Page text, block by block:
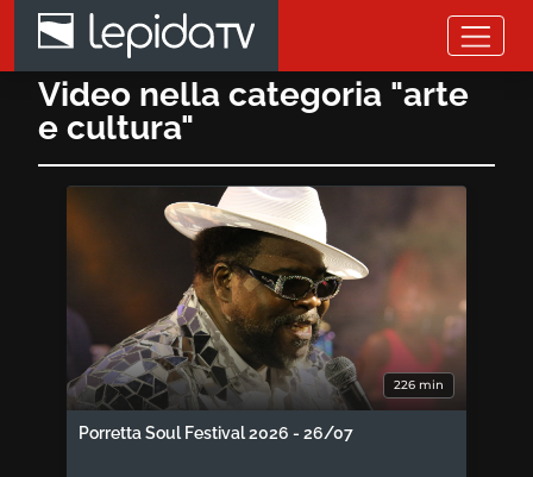
Salta al contenuto principale
Video nella categoria "arte
e cultura"
226 min
Porretta Soul Festival 2026 - 26/07